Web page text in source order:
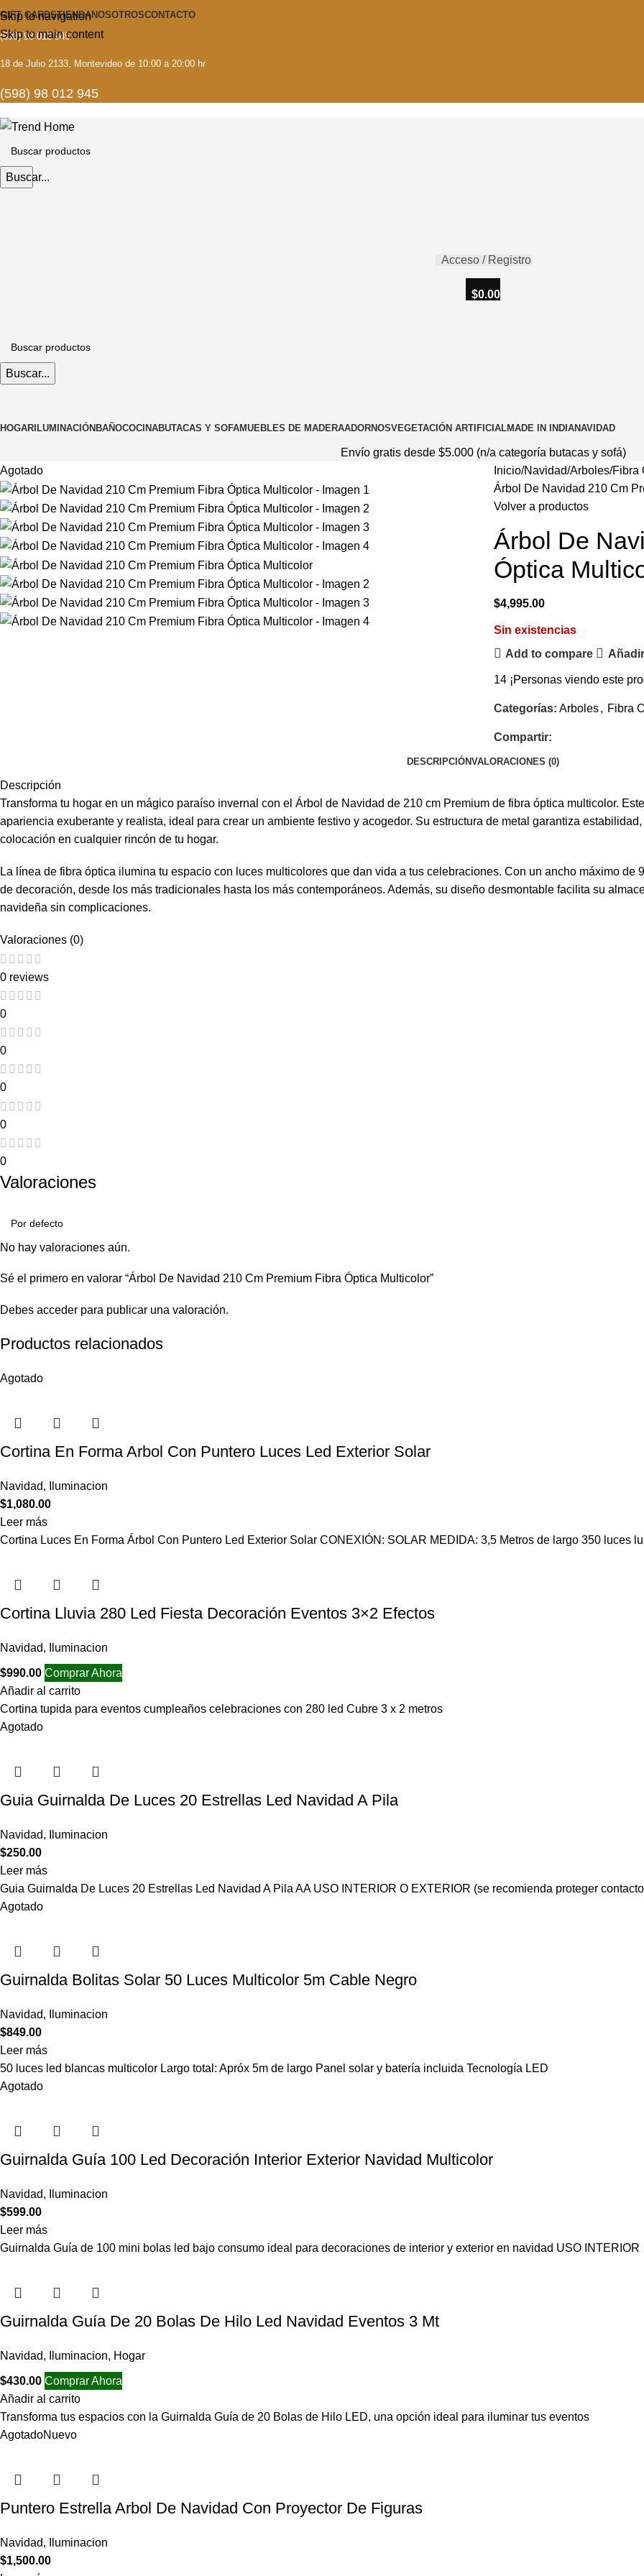
Skip to navigation
Skip to main content
GIFT CARDSTIENDANOSOTROSCONTACTO
(598) 98 012 945
18 de Julio 2133, Montevideo de 10:00 a 20:00 hr
(598) 98 012 945
Buscar...
Acceso / Registro
$0.00
Buscar...
HOGAR ILUMINACIÓN BAÑOCOCINABUTACAS Y SOFAMUEBLES DE MADERAADORNOSVEGETACIÓN ARTIFICIALMADE IN INDIANAVIDAD
Envío gratis desde $5.000 (n/a categoría butacas y sofá)
Agotado
Inicio Navidad Arboles Fibra
Árbol De Navidad 210 Cm
Volver a productos
Árbol De
Óptica
$4,995.00
Sin existencias
Add to compare
14 ¡Personas viendo este
Categorías: Arboles, Fibra
Compartir:
DESCRIPCIÓNVALORACIONES (0)
Descripción
Transforma tu hogar en un mágico paraíso invernal con el Árbol de Navidad de 210 cm Premium de fibra óptica multicolor.
apariencia exuberante y realista, ideal para crear un ambiente festivo y acogedor. Su estructura de metal garantiza
colocación en cualquier rincón de tu hogar.
La línea de fibra óptica ilumina tu espacio con luces multicolores que dan vida a tus celebraciones. Con un ancho máximo de
de decoración, desde los más tradicionales hasta los más contemporáneos. Además, su diseño desmontable facilita su
navideña sin complicaciones.
Valoraciones (0)
0 reviews
0
0
0
0
0
Valoraciones
No hay valoraciones aún.
Sé el primero en valorar “Árbol De Navidad 210 Cm Premium Fibra Óptica Multicolor”
Debes acceder para publicar una valoración.
Productos relacionados
Agotado
Cortina En Forma Arbol Con Puntero Luces Led Exterior Solar
Navidad,
Iluminacion
$1,080.00
Leer más
Cortina Luces En Forma Árbol Con Puntero Led Exterior Solar CONEXIÓN: SOLAR MEDIDA: 3,5 Metros de largo 350 luces
Cortina Lluvia 280 Led Fiesta Decoración Eventos 3×2 Efectos
Navidad, Iluminacion
$990.00 Comprar Ahora
Añadir al carrito
Cortina tupida para eventos cumpleaños celebraciones con 280 led Cubre 3 x 2 metros
Agotado
Guia Guirnalda De Luces 20 Estrellas Led Navidad A Pila
Navidad,
Iluminacion
$250.00
Leer más
Guia Guirnalda De Luces 20 Estrellas Led Navidad A Pila AA USO INTERIOR O EXTERIOR (se recomienda proteger
Agotado
Guirnalda Bolitas Solar 50 Luces Multicolor 5m Cable Negro
Navidad,
Iluminacion
$849.00
Leer más
50 luces led blancas multicolor Largo total: Apróx 5m de largo Panel solar y batería incluida Tecnología LED
Agotado
Guirnalda Guía 100 Led Decoración Interior Exterior Navidad Multicolor
Navidad,
Iluminacion
$599.00
Leer más
Guirnalda Guía de 100 mini bolas led bajo consumo ideal para decoraciones de interior y exterior en navidad USO INTERIOR
Guirnalda Guía De 20 Bolas De Hilo Led Navidad Eventos 3 Mt
Navidad, Iluminacion, Hogar
$430.00 Comprar Ahora
Añadir al carrito
Transforma tus espacios con la Guirnalda Guía de 20 Bolas de Hilo LED, una opción ideal para iluminar tus eventos
AgotadoNuevo
Puntero Estrella Arbol De Navidad Con Proyector De Figuras
Navidad,
Iluminacion
$1,500.00